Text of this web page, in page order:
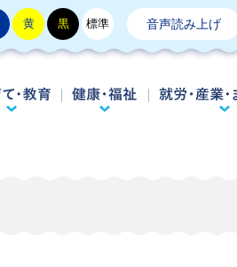
黄 黒 標準 音声読み上げ
・手続き子育て・教育 健康・福祉